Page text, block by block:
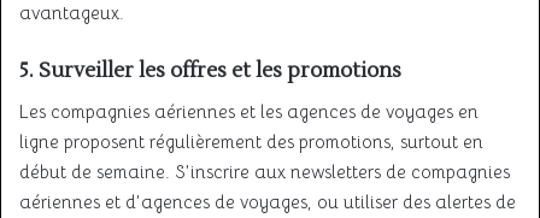
avantageux.
5. Surveiller les offres et les promotions
Les compagnies aériennes et les agences de voyages en
ligne proposent régulièrement des promotions, surtout en
début de semaine. S’inscrire aux newsletters de compagnies
aériennes et d’agences de voyages, ou utiliser des alertes de